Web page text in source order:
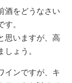
酒をどうなさい
。
思いますが、高
ょう。
インですが、キ